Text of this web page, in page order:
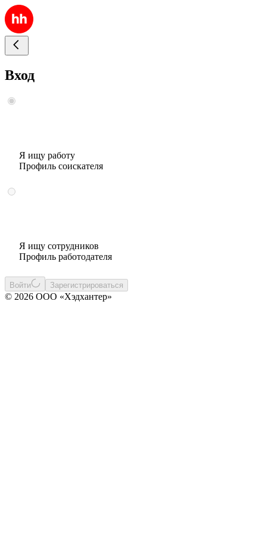
Вход
Я ищу работу
Профиль соискателя
Я ищу сотрудников
Профиль работодателя
Войти Зарегистрироваться
© 2026 ООО «Хэдхантер»